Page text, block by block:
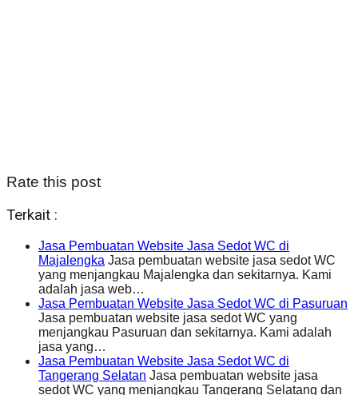
Rate this post
Terkait :
Jasa Pembuatan Website Jasa Sedot WC di
Majalengka Jasa pembuatan website jasa sedot WC
yang menjangkau Majalengka dan sekitarnya. Kami
adalah jasa web…
Jasa Pembuatan Website Jasa Sedot WC di Pasuruan
Jasa pembuatan website jasa sedot WC yang
menjangkau Pasuruan dan sekitarnya. Kami adalah
jasa yang…
Jasa Pembuatan Website Jasa Sedot WC di
Tangerang Selatan Jasa pembuatan website jasa
sedot WC yang menjangkau Tangerang Selatang dan